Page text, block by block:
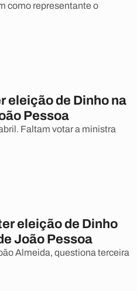
como representante o
eleição de Dinho na
Pessoa
Faltam votar a ministra
eleição de Dinho
João Pessoa
Almeida, questiona terceira